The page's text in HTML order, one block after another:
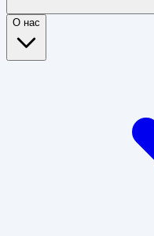
О нас